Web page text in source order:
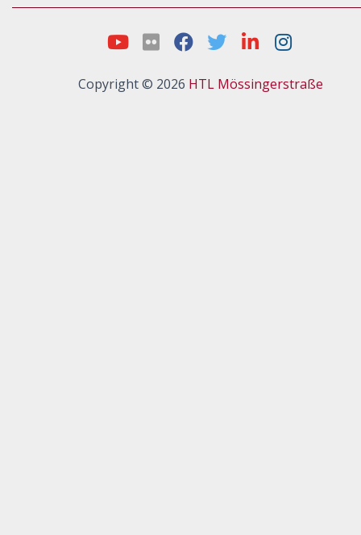
Copyright © 2026 HTL Mössingerstraße